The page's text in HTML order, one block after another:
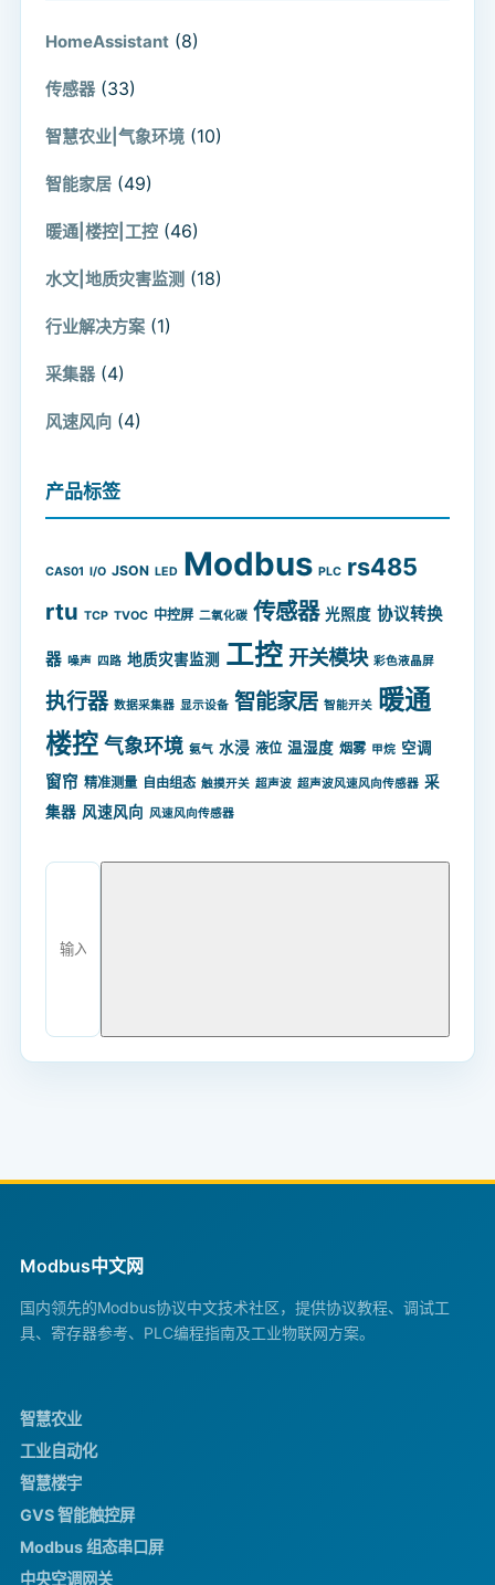
HomeAssistant (8)
传感器 (33)
智慧农业|气象环境 (10)
智能家居 (49)
暖通|楼控|工控 (46)
水文|地质灾害监测 (18)
行业解决方案 (1)
采集器 (4)
风速风向 (4)
产品标签
CAS01 I/O JSON LED Modbus PLC rs485
rtu TCP TVOC 中控屏 二氧化碳 传感器 光照度 协议转换
器 噪声 四路 地质灾害监测 工控 开关模块 彩色液晶屏
执行器 数据采集器 显示设备 智能家居 智能开关 暖通
楼控 气象环境 氨气 水浸 液位 温湿度 烟雾 甲烷 空调
窗帘 精准测量 自由组态 触摸开关 超声波 超声波风速风向传感器 采
集器 风速风向 风速风向传感器
Modbus中文网
国内领先的Modbus协议中文技术社区，提供协议教程、调试工
具、寄存器参考、PLC编程指南及工业物联网方案。
智慧农业
工业自动化
智慧楼宇
GVS 智能触控屏
Modbus 组态串口屏
中央空调网关